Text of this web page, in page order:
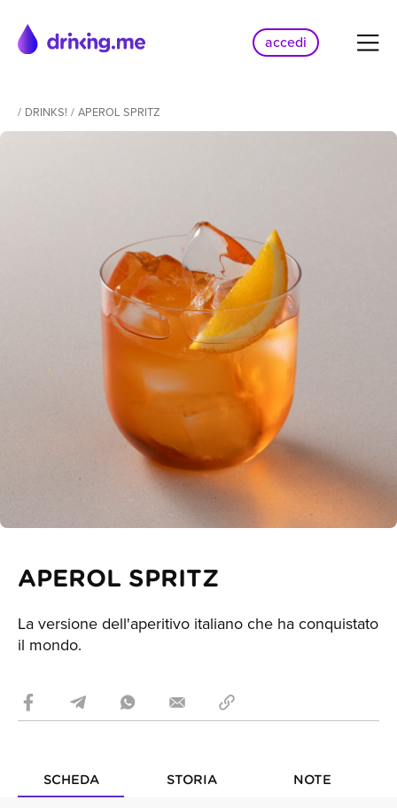
accedi
/ DRINKS! / APEROL SPRITZ
APEROL SPRITZ
La versione dell'aperitivo italiano che ha conquistato
il mondo.
SCHEDA STORIA NOTE